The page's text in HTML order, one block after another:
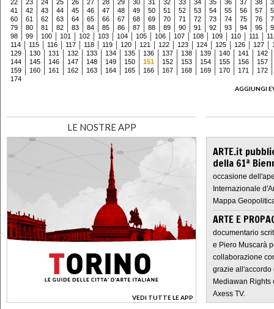
22 23 24 25 26 27 28 29 30 31 32 33 34 35 36 37 38
41
42 43 44 45 46 47 48 49 50 51 52 53 54 55 56 57
60
61 62 63 64 65 66 67 68 69 70 71 72 73 74 75 76
79
80 81 82 83 84 85 86 87 88 89 90 91 92 93 94 95
98
99 100 101 102 103 104 105 106 107 108 109 110 111
114
115 116 117 118 119 120 121 122 123 124 125 126 127
129
130 131 132 133 134 135 136 137 138 139 140 141
142
144
145 146 147 148 149 150 151 152 153 154 155 156
157
159
160 161 162 163 164 165 166 167 168 169 170 171
172
174
AGGIUNGI
LE NOSTRE APP
VEDI TUTTE LE APP
>
ARTE.it
della 61ª
occasione
Internazionale
Mappa
ARTE E
documentario
e Piero Muscarà
collaborazione
grazie all'accordo
Mediawan Rights
Axess TV.